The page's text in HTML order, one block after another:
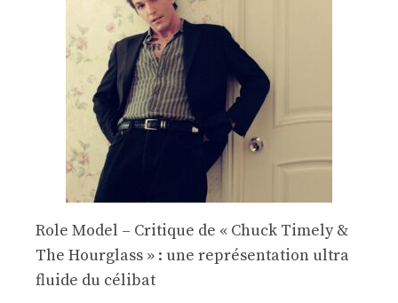
Role Model – Critique de « Chuck Timely &
The Hourglass » : une représentation ultra
fluide du célibat